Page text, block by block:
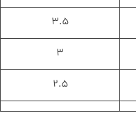
۳.۵
۳
۲.۵